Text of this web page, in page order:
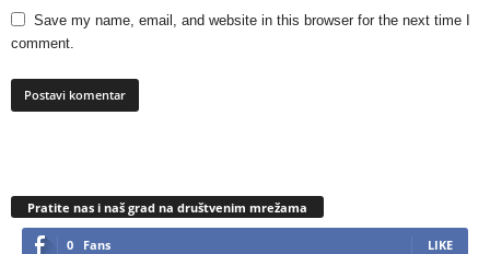
Save my name, email, and website in this browser for the next time I
comment.
Pratite nas i naš grad na društvenim mrežama
0 Fans LIKE